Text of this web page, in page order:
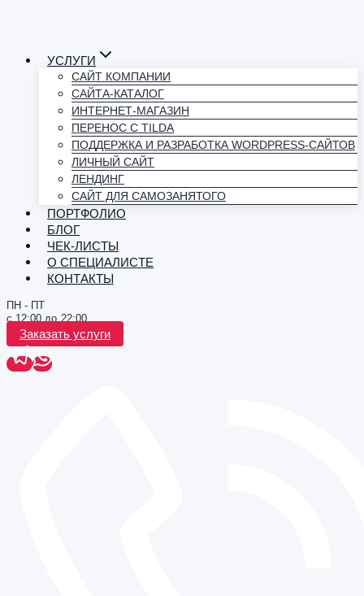
УСЛУГИ
САЙТ КОМПАНИИ
САЙТА-КАТАЛОГ
ИНТЕРНЕТ-МАГАЗИН
ПЕРЕНОС С TILDA
ПОДДЕРЖКА И РАЗРАБОТКА WORDPRESS-САЙТОВ
ЛИЧНЫЙ САЙТ
ЛЕНДИНГ
САЙТ ДЛЯ САМОЗАНЯТОГО
ПОРТФОЛИО
БЛОГ
ЧЕК-ЛИСТЫ
О СПЕЦИАЛИСТЕ
КОНТАКТЫ
ПН - ПТ
с 12:00 до 22:00
Заказать услуги